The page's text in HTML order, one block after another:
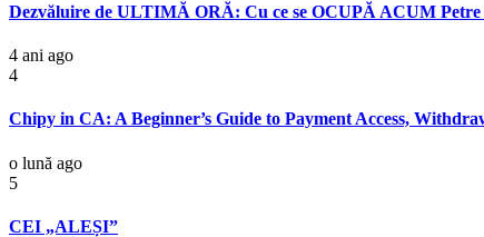
Dezvăluire de ULTIMĂ ORĂ: Cu ce se OCUPĂ ACUM
4 ani ago
4
Chipy in CA: A Beginner’s Guide to Payment Access,
o lună ago
5
CEI „ALEȘI”